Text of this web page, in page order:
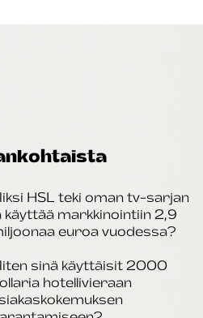
HSL teki oman tv-sarjan
käyttää markkinointiin 2,9
euroa vuodessa?
sinä käyttäisit 2000
hotellivieraan